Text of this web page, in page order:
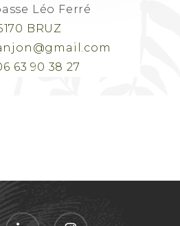
Léo Ferré
BRUZ
63 90 38 27
linkedin instagram